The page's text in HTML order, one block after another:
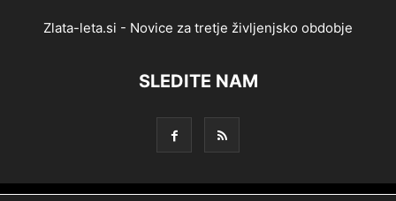
Zlata-leta.si - Novice za tretje življenjsko obdobje
SLEDITE NAM